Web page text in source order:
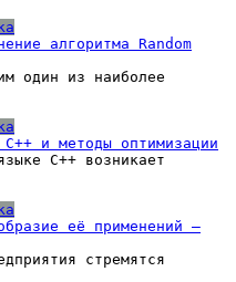
алгоритма Random
один из наиболее
и методы оптимизации
C++ возникает
её применений —
стремятся